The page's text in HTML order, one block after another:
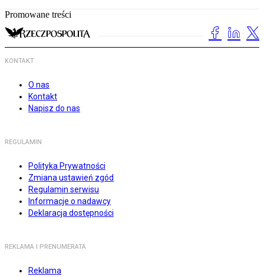
Promowane treści
KONTAKT
O nas
Kontakt
Napisz do nas
REGULAMIN
Polityka Prywatności
Zmiana ustawień zgód
Regulamin serwisu
Informacje o nadawcy
Deklaracja dostępności
REKLAMA I PRENUMERATA
Reklama